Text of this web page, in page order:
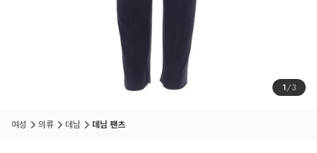
1/3
여성 의류 데님 데님 팬츠